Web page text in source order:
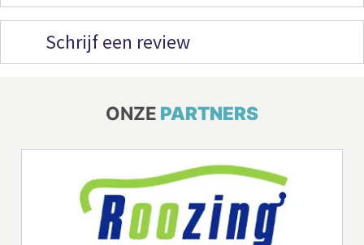
Schrijf een review
ONZE PARTNERS